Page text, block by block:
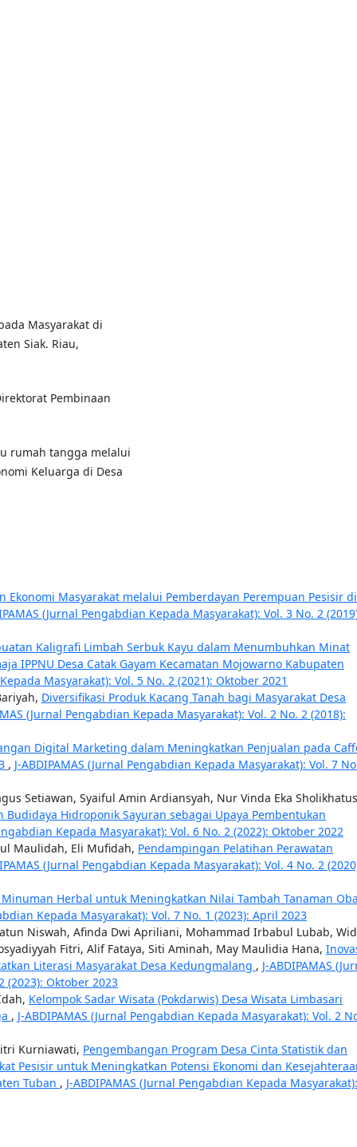
Masyarakat di
Siak. Riau,
Pembinaan
rumah tangga melalui
Keluarga di Desa
Ekonomi Masyarakat melalui Pemberdayan Perempuan Pesisir di
(Jurnal Pengabdian Kepada Masyarakat): Vol. 3 No. 2
Kaligrafi Limbah Serbuk Kayu dalam Menumbuhkan Minat
IPPNU Desa Catak Gayam Kecamatan Mojowarno Kabupaten
Masyarakat): Vol. 5 No. 2 (2021): Oktober 2021
Diversifikasi Produk Kacang Tanah bagi Masyarakat Desa
(Jurnal Pengabdian Kepada Masyarakat): Vol. 2 No. 2 (2018):
Digital Marketing dalam Meningkatkan Penjualan pada
, J-ABDIPAMAS (Jurnal Pengabdian Kepada Masyarakat): Vol. 7
Setiawan, Syaiful Amin Ardiansyah, Nur Vinda Eka
Hidroponik Sayuran sebagai Upaya Pembentukan
Kepada Masyarakat): Vol. 6 No. 2 (2022): Oktober 2022
Maulidah, Eli Mufidah, Pendampingan Pelatihan Perawatan
(Jurnal Pengabdian Kepada Masyarakat): Vol. 4 No. 2
Herbal untuk Meningkatkan Nilai Tambah Tanaman
Kepada Masyarakat): Vol. 7 No. 1 (2023): April 2023
Niswah, Afinda Dwi Apriliani, Mohammad Irbabul Lubab,
Fitri, Alif Fataya, Siti Aminah, May Maulidia Hana,
Literasi Masyarakat Desa Kedungmalang , J-ABDIPAMAS
(2023): Oktober 2023
Kelompok Sadar Wisata (Pokdarwis) Desa Wisata Limbasari
, J-ABDIPAMAS (Jurnal Pengabdian Kepada Masyarakat): Vol. 2
Kurniawati, Pengembangan Program Desa Cinta Statistik dan
Pesisir untuk Meningkatkan Potensi Ekonomi dan
Tuban , J-ABDIPAMAS (Jurnal Pengabdian Kepada Masyarakat):